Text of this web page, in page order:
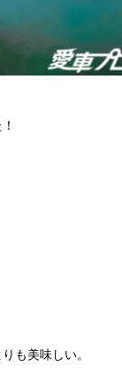
も美味しい。